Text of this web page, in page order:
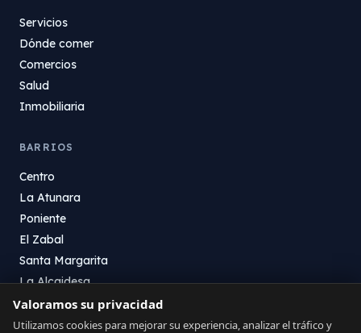
Servicios
Dónde comer
Comercios
Salud
Inmobiliaria
BARRIOS
Centro
La Atunara
Poniente
El Zabal
Santa Margarita
La Alcaidesa
LEGAL
Valoramos su privacidad
Utilizamos cookies para mejorar su experiencia, analizar el tráfico y